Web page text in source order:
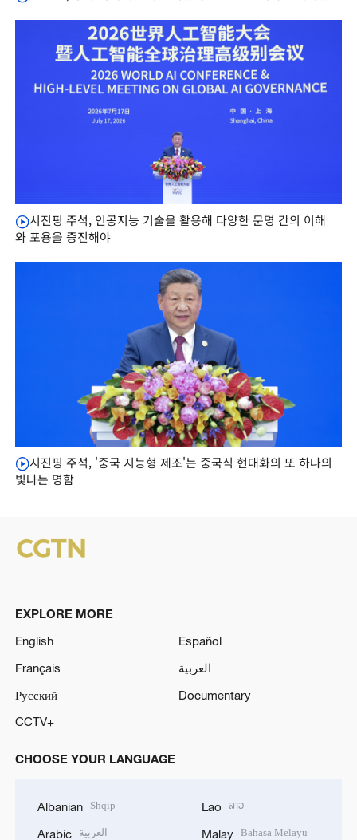
시진핑 주석, 인공지능 기술을 활용해 다양한 문명 간의 이해
와 포용을 증진해야
시진핑 주석, '중국 지능형 제조'는 중국식 현대화의 또 하나의
빛나는 명함
EXPLORE MORE
English
Español
Français
العربية
Русский
Documentary
CCTV+
CHOOSE YOUR LANGUAGE
Albanian Shqip
Arabic العربية
Lao ລາວ
Malay Bahasa Melayu